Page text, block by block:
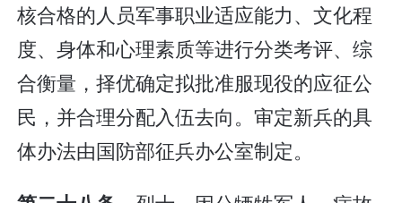
核合格的人员军事职业适应能力、文化程
度、身体和心理素质等进行分类考评、综
合衡量，择优确定拟批准服现役的应征公
民，并合理分配入伍去向。审定新兵的具
体办法由国防部征兵办公室制定。